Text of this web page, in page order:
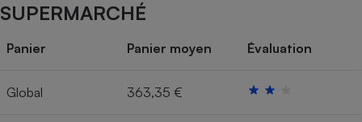
SUPERMARCHÉ
Panier Panier moyen Évaluation
Global 363,35 €
Robot ménager